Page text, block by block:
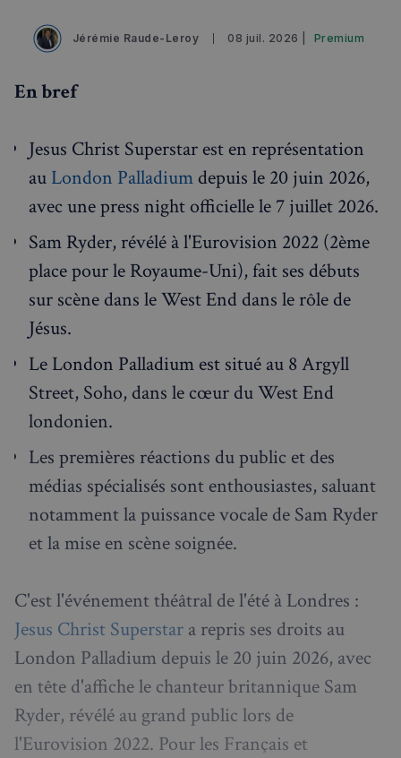
Jérémie Raude-Leroy 08 juil. 2026 | Premium
En bref
Jesus Christ Superstar est en représentation
au London Palladium depuis le 20 juin 2026,
avec une press night officielle le 7 juillet 2026.
Sam Ryder, révélé à l'Eurovision 2022 (2ème
place pour le Royaume-Uni), fait ses débuts
sur scène dans le West End dans le rôle de
Jésus.
Le London Palladium est situé au 8 Argyll
Street, Soho, dans le cœur du West End
londonien.
Les premières réactions du public et des
médias spécialisés sont enthousiastes, saluant
notamment la puissance vocale de Sam Ryder
et la mise en scène soignée.
C'est l'événement théâtral de l'été à Londres :
Jesus Christ Superstar a repris ses droits au
London Palladium depuis le 20 juin 2026, avec
en tête d'affiche le chanteur britannique Sam
Ryder, révélé au grand public lors de
l'Eurovision 2022. Pour les Français et